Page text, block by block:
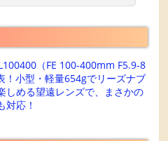
（FE 100-400mm F5.9-8
！小型・軽量654gでリーズナブ
しめる望遠レンズで、まさかの
対応！